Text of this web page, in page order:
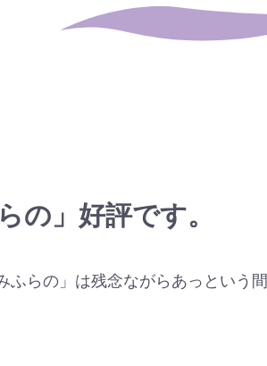
の」好評です。
らの」は残念ながらあっという間